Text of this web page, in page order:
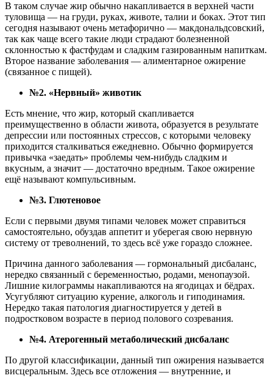
В таком случае жир обычно накапливается в верхней части
туловища — на груди, руках, животе, талии и боках. Этот тип
сегодня называют очень метафорично — макдональдсовский,
так как чаще всего такие люди страдают болезненной
склонностью к фастфудам и сладким газированным напиткам.
Второе название заболевания — алиментарное ожирение
(связанное с пищей).
№2. «Нервный» животик
Есть мнение, что жир, который скапливается
преимущественно в области живота, образуется в результате
депрессии или постоянных стрессов, с которыми человеку
приходится сталкиваться ежедневно. Обычно формируется
привычка «заедать» проблемы чем-нибудь сладким и
вкусным, а значит — достаточно вредным. Такое ожирение
ещё называют компульсивным.
№3. Глютеновое
Если с первыми двумя типами человек может справиться
самостоятельно, обуздав аппетит и уберегая свою нервную
систему от треволнений, то здесь всё уже гораздо сложнее.
Причина данного заболевания — гормональный дисбаланс,
нередко связанный с беременностью, родами, менопаузой.
Лишние килограммы накапливаются на ягодицах и бёдрах.
Усугубляют ситуацию курение, алкоголь и гиподинамия.
Нередко такая патология диагностируется у детей в
подростковом возрасте в период полового созревания.
№4. Атерогенный метаболический дисбаланс
По другой классификации, данный тип ожирения называется
висцеральным. Здесь все отложения — внутренние, и